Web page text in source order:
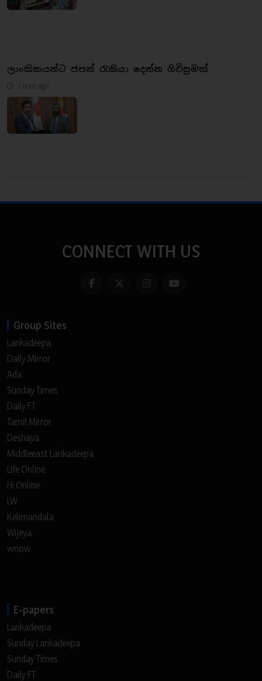
ලාංකිකයන්ට ජපන් රැකියා දෙන්න ගිවිසුමක්
1 hour ago
CONNECT WITH US
Group Sites
Lankadeepa
Daily Mirror
Ada
Sunday Times
Daily FT
Tamil Mirror
Deshaya
Middleeast Lankadeepa
Life Online
Hi Online
LW
Kelimandala
Wijeya
wnow
E-papers
Lankadeepa
Sunday Lankadeepa
Sunday Times
Daily FT